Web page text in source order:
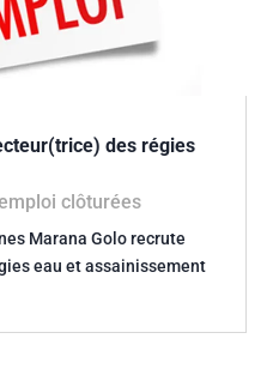
des régies
clôturées
Marana Golo recrute
eau et assainissement